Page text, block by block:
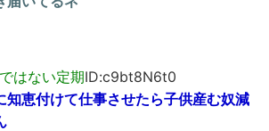
はない定期ID:c9bt8N6t0
知恵付けて仕事させたら子供産む奴減